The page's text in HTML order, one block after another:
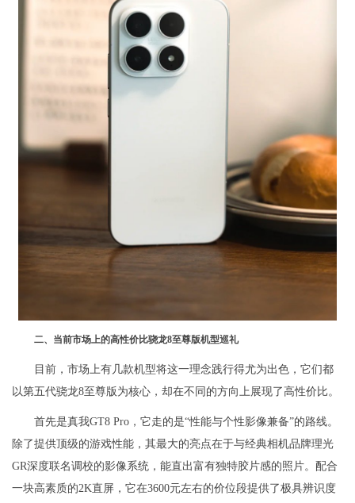
二、当前市场上的高性价比骁龙8至尊版机型巡礼
目前，市场上有几款机型将这一理念践行得尤为出色，它们都
以第五代骁龙8至尊版为核心，却在不同的方向上展现了高性价比。
首先是真我GT8 Pro，它走的是“性能与个性影像兼备”的路线。
除了提供顶级的游戏性能，其最大的亮点在于与经典相机品牌理光
GR深度联名调校的影像系统，能直出富有独特胶片感的照片。配合
一块高素质的2K直屏，它在3600元左右的价位段提供了极具辨识度